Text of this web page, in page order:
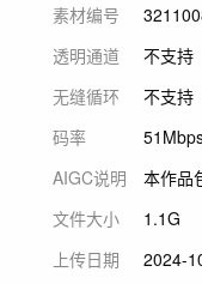
素材编号
透明通道
不支持
无缝循环
不支持
码率
AIGC说明
本作品
文件大小
1.1G
上传日期
2024-